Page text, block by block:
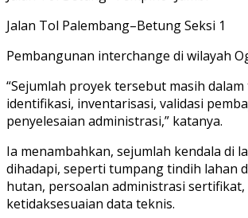
Jalan Tol Palembang–Betung Seksi 1
Pembangunan interchange di wilayah
“Sejumlah proyek tersebut masih dalam
identifikasi, inventarisasi, validasi
penyelesaian administrasi,” katanya.
Ia menambahkan, sejumlah kendala di
dihadapi, seperti tumpang tindih lahan
hutan, persoalan administrasi sertifikat,
ketidaksesuaian data teknis.